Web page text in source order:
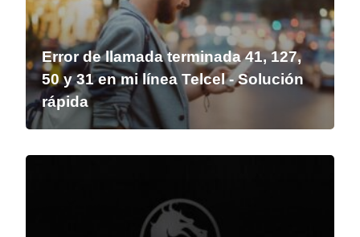
Error de llamada terminada 41, 127,
50 y 31 en mi línea Telcel - Solución
rápida